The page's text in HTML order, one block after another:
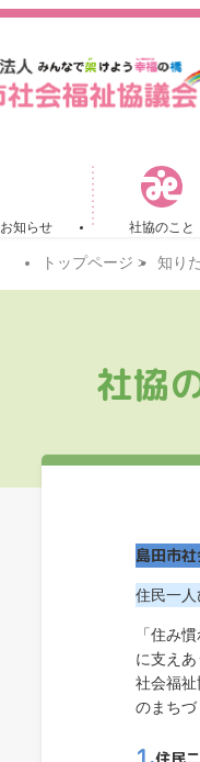
お知らせ 社協のこと
トップページ > 知り
社協
島田市
住民一人
「住み
に支え
社会福
のまちづ
1.住民